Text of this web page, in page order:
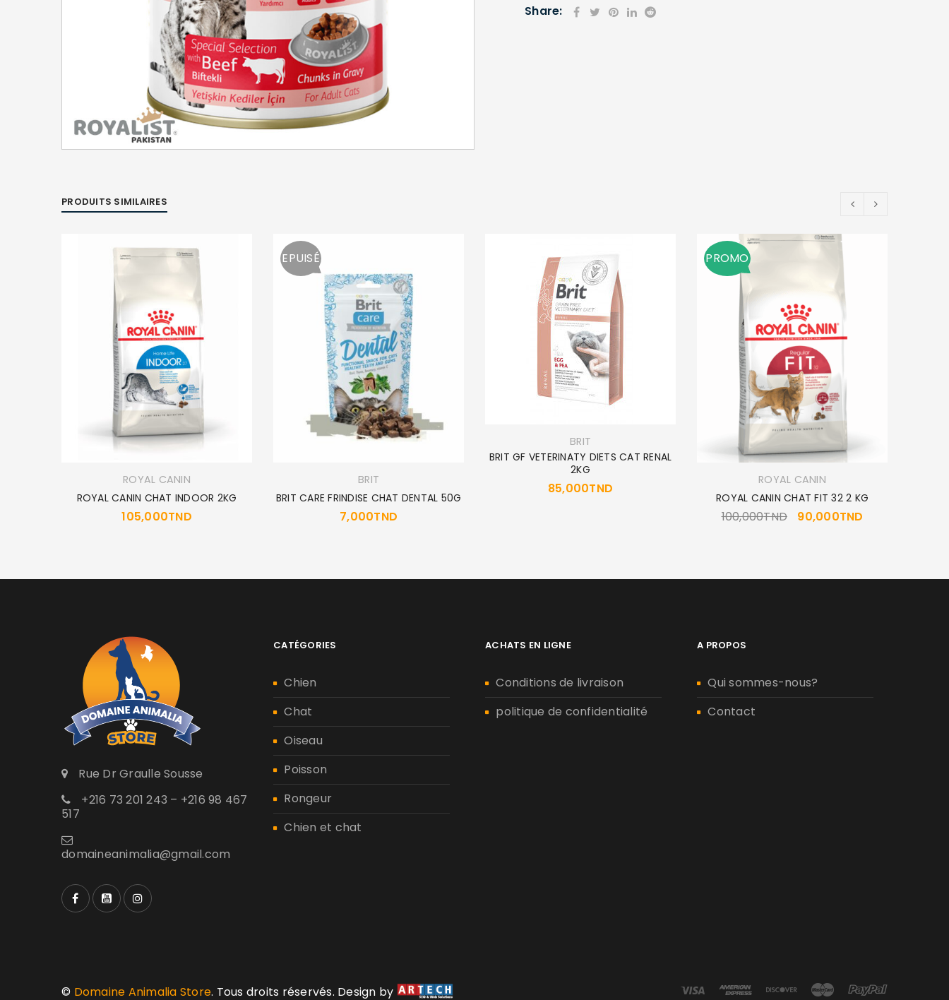
SE CONNECTER
Se souvenir de moi
SE CONNECTER
MOT DE PASSE PERDU ?
Share:
PRODUITS SIMILAIRES
ROYAL CANIN
ROYAL CANIN CHAT INDOOR 2KG
105,000TND
EPUISÉ
BRIT
BRIT CARE FRINDISE CHAT DENTAL 50G
7,000TND
BRIT
BRIT GF VETERINATY DIETS CAT RENAL
2KG
85,000TND
PROMO
ROYAL CANIN
ROYAL CANIN CHAT FIT 32 2 KG
100,000TND 90,000TND
Rue Dr Graulle Sousse
+216 73 201 243 – +216 98 467
517
domaineanimalia@gmail.com
CATÉGORIES
Chien
Chat
Oiseau
Poisson
Rongeur
Chien et chat
ACHATS EN LIGNE
Conditions de livraison
politique de confidentialité
A PROPOS
Qui sommes-nous?
Contact
© Domaine Animalia Store. Tous droits réservés. Design by